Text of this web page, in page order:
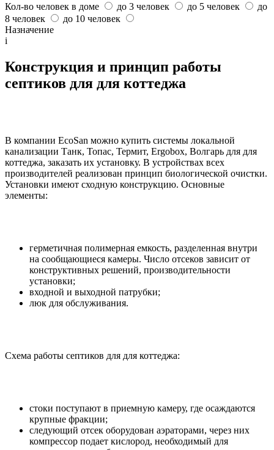
Кол-во человек в доме
до 3 человек до 5 человек
до
8 человек
до 10 человек
Назначение
i
Конструкция и принцип работы
септиков для для коттеджа
В компании EcoSan можно купить системы локальной
канализации Танк, Топас, Термит, Ergobox, Волгарь для для
коттеджа, заказать их установку. В устройствах всех
производителей реализован принцип биологической очистки.
Установки имеют сходную конструкцию. Основные
элементы:
герметичная полимерная емкость, разделенная внутри
на сообщающиеся камеры. Число отсеков зависит от
конструктивных решений, производительности
установки;
входной и выходной патрубки;
люк для обслуживания.
Схема работы септиков для для коттеджа:
стоки поступают в приемную камеру, где осаждаются
крупные фракции;
следующий отсек оборудован аэраторами, через них
компрессор подает кислород, необходимый для